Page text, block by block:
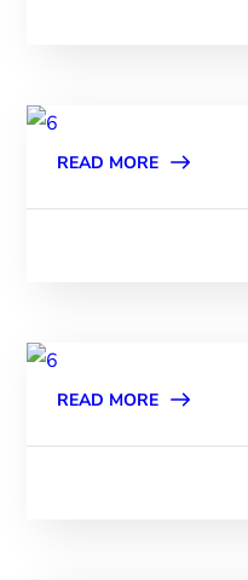
READ MORE
READ MORE